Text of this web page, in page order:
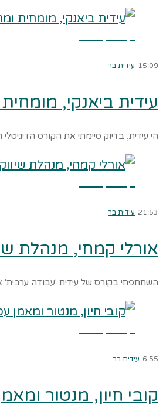
15:09 עידית בר
עידית ביאנקי,
הי עידית, בדיוק סיימתי את הקורס
21:53 עידית בר
אורלי קמחי, מנהלת
השתתפתי בקורס של עידית 'עבודה ערבית'
6:55 עידית בר
קובי חיון, מנטור